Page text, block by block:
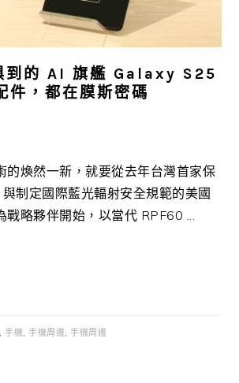
到的 AI 旗艦 Galaxy S25
，都在膜斯密碼
的煥然一新，就要從去年台灣首家保
制定國際藍光輻射安全規範的美國
戰略夥伴開始，以當代 RPF60 ...
,手機,手機周邊,手機周邊